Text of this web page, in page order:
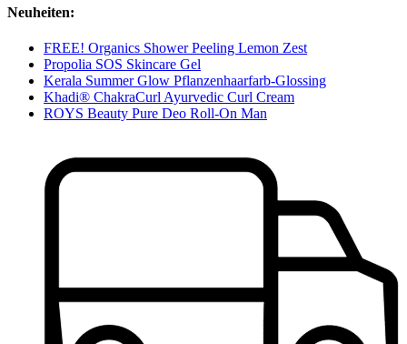
Neuheiten:
FREE! Organics Shower Peeling Lemon Zest
Propolia SOS Skincare Gel
Kerala Summer Glow Pflanzenhaarfarb-Glossing
Khadi® ChakraCurl Ayurvedic Curl Cream
ROYS Beauty Pure Deo Roll-On Man